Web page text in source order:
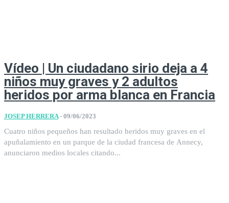
Vídeo | Un ciudadano sirio deja a 4
niños muy graves y 2 adultos
heridos por arma blanca en Francia
JOSEP HERRERA - 09/06/2023
Cuatro niños pequeños han resultado heridos muy graves en el
apuñalamiento en un parque de la ciudad francesa de Annecy,
anunciaron medios locales citando...